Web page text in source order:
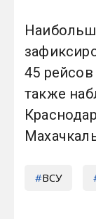
45
также
ВСУ